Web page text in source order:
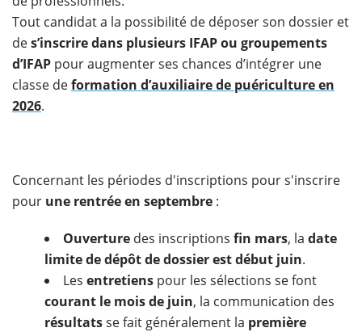
Tout candidat a la possibilité de déposer son dossier et
des’inscrire dans plusieurs IFAP ou groupements
d’IFAP pour augmenter ses chances d’intégrer une
classe deformation d’auxiliaire de puériculture en
2026.
Concernant les périodes d'inscriptions pour s'inscrire
pour une rentrée en septembre :
Ouverture des inscriptions fin mars, la date
limite de dépôt de dossier est début juin.
Les entretiens pour les sélections se font
courant le mois de juin, la communication des
résultatsse fait généralement la première